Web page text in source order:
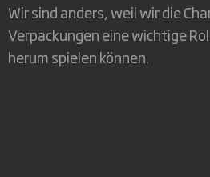
Wir sind anders, weil wir die
Verpackungen eine wichtige
herum spielen können.